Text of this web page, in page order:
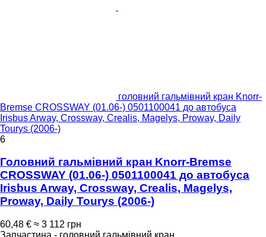
головний гальмівний кран Knorr-
Bremse CROSSWAY (01.06-) 0501100041 до автобуса
Irisbus Arway, Crossway, Crealis, Magelys, Proway, Daily
Tourys (2006-)
6
Головний гальмівний кран Knorr-Bremse
CROSSWAY (01.06-) 0501100041 до автобуса
Irisbus Arway, Crossway, Crealis, Magelys,
Proway, Daily Tourys (2006-)
60,48 € ≈ 3 112 грн